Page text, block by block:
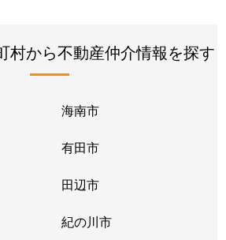
村から不動産仲介情報を探す
海南市
有田市
田辺市
紀の川市